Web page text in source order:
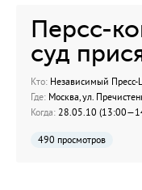
Персс-
суд
Кто: Независимый Пресс-
Где: Москва, ул.
Когда: 28.05.10
490 просмотров